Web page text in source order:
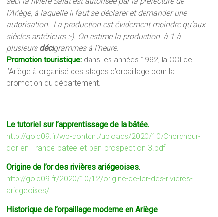
l’Ariège, à laquelle il faut se déclarer et demander une
autorisation. La production est évidement moindre qu’aux
siècles antérieurs :-). On estime la production à 1 à
plusieurs décigrammes à l’heure.
Promotion touristique: dans les années 1982, la CCI de
l’Ariège à organisé des stages d’orpaillage pour la
promotion du département.
Le tutoriel sur l’apprentissage de la bâtée.
http://gold09.fr/wp-content/uploads/2020/10/Chercheur-
dor-en-France-batee-et-pan-prospection-3.pdf
Origine de l’or des rivières ariégeoises.
http://gold09.fr/2020/10/12/origine-de-lor-des-rivieres-
ariegeoises/
Historique de l’orpaillage moderne en Ariège